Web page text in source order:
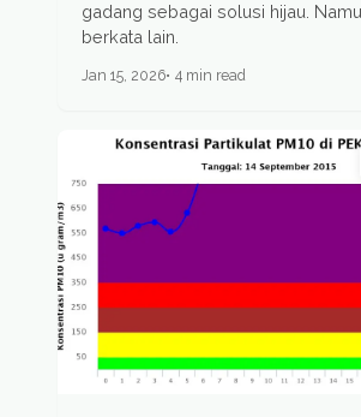
gadang sebagai solusi hijau.
berkata lain.
Jan 15, 2026 4 min read